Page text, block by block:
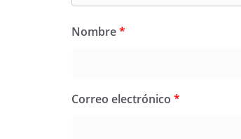
Nombre*
Correo electrónico *